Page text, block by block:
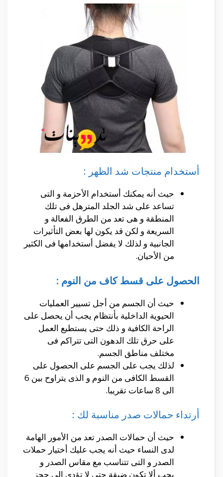
أستخدام منتجات شد الظهر :
حيث أنه يمكنك أستخدام الأحزمة و التى
تساعد على شد الجلد المترهل فى تلك
المنطقة و هى تعد من الطرق الفعالة و
السريعة و لكن قد يكون لها بعض التأثيرات
الجانبية و لذلك لا يفضل أستخدامها فى الكثير
من الأحيان.
الحصول على قسط كاف من النوم :
حيث أن الجسم من أجل تسيير العمليات
الحيوية الداخلية بأنتظام يجب أن يحصل على
الراحة الكافية و ذلك حتى يستطيع العمل
على حرق تلك الدهون التى تتراكم فى
مختلف مناطق الجسم.
لذلك يجب على الجسم على الحصول على
القسط الكافى من النوم و الذى يتراوح بين 6
الى 8 ساعات تقريبا.
أرتداء حمالات صدر مناسبة لك :
حيث أن حمالات الصدر تعد من الأمور الهامة
لدى النساء حيث أنه يجب عليك أختيار حملات
الصدر و التى تتناسب مع مقاس الصدر و
يجب ألا تكون ضيقة حتى لا تؤدى الى حجز